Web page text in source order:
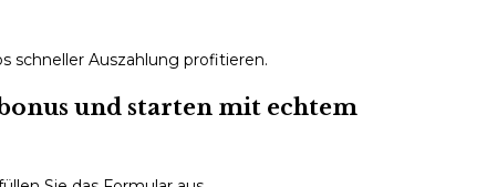
schneller Auszahlung profitieren.
und starten mit echtem